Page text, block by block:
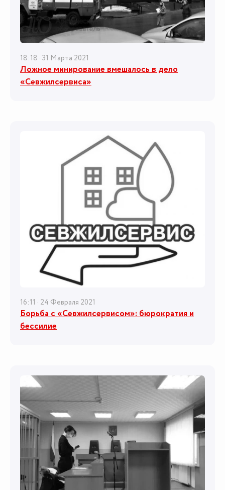
18:18 · 31 Марта 2021
Ложное минирование вмешалось в дело
«Севжилсервиса»
16:11 · 24 Февраля 2021
Борьба с «Севжилсервисом»: бюрократия и
бессилие